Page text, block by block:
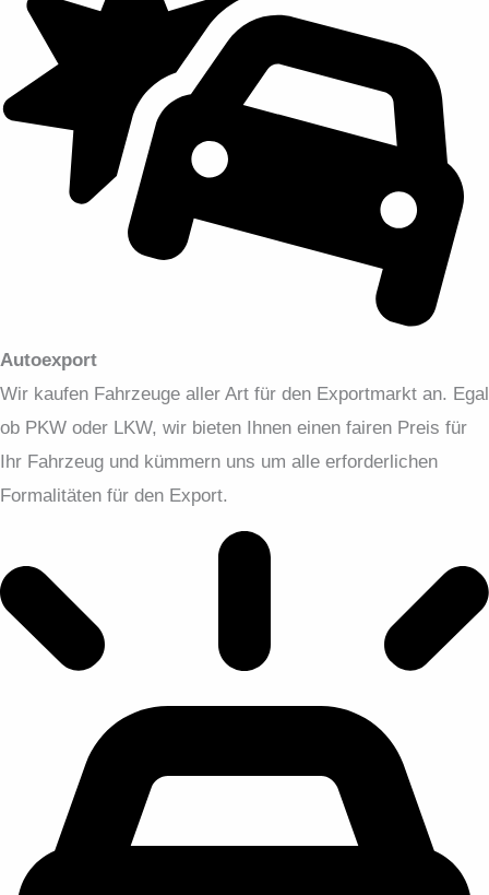
Autoexport
Wir kaufen Fahrzeuge aller Art für den Exportmarkt an. Egal
ob PKW oder LKW, wir bieten Ihnen einen fairen Preis für
Ihr Fahrzeug und kümmern uns um alle erforderlichen
Formalitäten für den Export.